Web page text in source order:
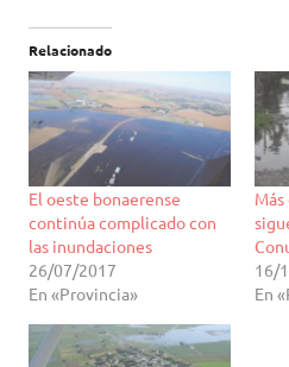
Relacionado
El oeste bonaerense
continúa complicado con
las inundaciones
26/07/2017
En «Provincia»
16/
En